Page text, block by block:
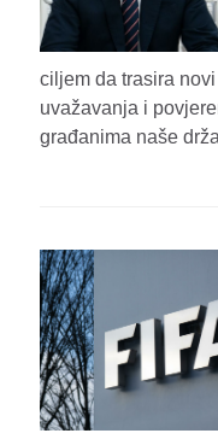
ciljem da trasira
uvažavanja i
građanima naše